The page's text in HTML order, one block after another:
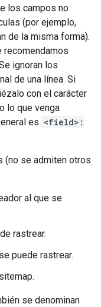
los campos no
(por ejemplo,
de la misma forma).
recomendamos
ignoran los
de una línea. Si
con el carácter
lo que venga
es <field>:
(no se admiten otros
al que se
rastrear.
puede rastrear.
se denominan